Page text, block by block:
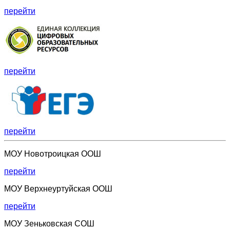
перейти
перейти
перейти
МОУ Новотроицкая ООШ
перейти
МОУ Верхнеуртуйская ООШ
перейти
МОУ Зеньковская СОШ